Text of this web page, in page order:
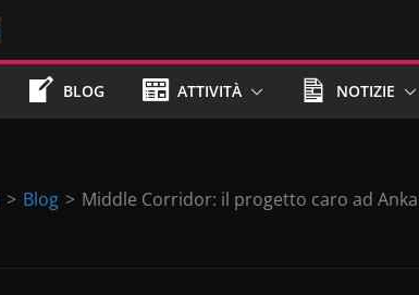
BLOG ATTIVITÀ NOTIZIE
> Blog > Middle Corridor: il progetto caro ad